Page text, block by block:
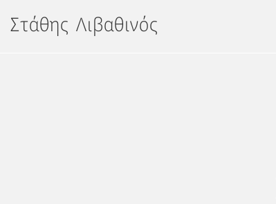
στοΣτάθης Λιβαθινός